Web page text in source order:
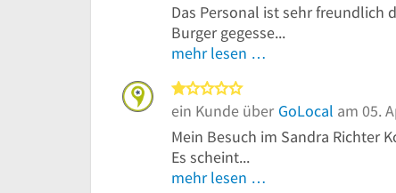
Das Personal ist sehr freundlich
Burger gegesse...
mehr lesen …
ein Kunde über GoLocal am 05.
Mein Besuch im Sandra Richter
Es scheint...
mehr lesen …